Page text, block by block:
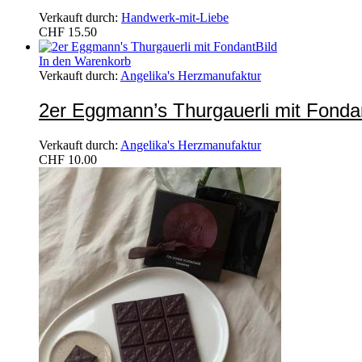
Verkauft durch: Handwerk-mit-Liebe
CHF 15.50
In den Warenkorb
Verkauft durch: Angelika's Herzmanufaktur
2er Eggmann’s Thurgauerli mit
Verkauft durch: Angelika's Herzmanufaktur
CHF 10.00